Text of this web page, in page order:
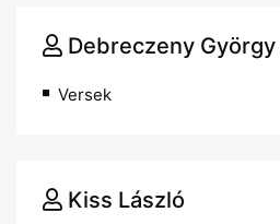
Debreczeny György
Versek
Kiss László